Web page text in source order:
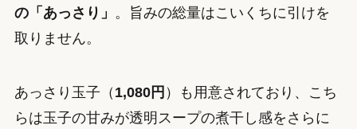
の「あっさり」 。旨みの総量はこいくちに引けを
取りません。
あっさり玉子（ 1,080円 ）も用意されており、こち
らは玉子の甘みが透明スープの煮干し感をさらに